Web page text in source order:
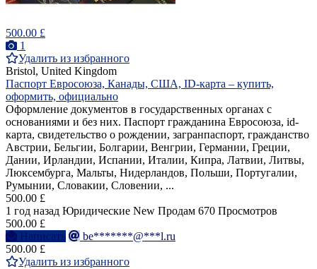
500.00 £
1
Удалить из избранного
Bristol, United Kingdom
Паспорт Евросоюза, Канады, США, ID-карта – купить,
оформить, официально
Оформление документов в государственных органах с
основаниями и без них. Паспорт гражданина Евросоюза, id-
карта, свидетельство о рождении, загранпаспорт, гражданство
Австрии, Бельгии, Болгарии, Венгрии, Германии, Греции,
Дании, Ирландии, Испании, Италии, Кипра, Латвии, Литвы,
Люксембурга, Мальты, Нидерландов, Польши, Португалии,
Румынии, Словакии, Словении, ...
500.00 £
1 год назад Юридические New Продам 670 Просмотров
500.00 £
Написать
be*******@***l.ru
500.00 £
Удалить из избранного